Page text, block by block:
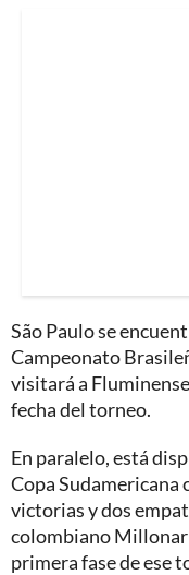
São Paulo se
Campeonato
visitará a
fecha del torneo.
En paralelo, está
Copa Sudamericana
victorias y dos
colombiano
primera fase de ese